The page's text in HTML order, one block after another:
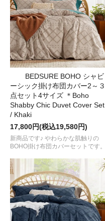
BEDSURE BOHO シャビ
ーシック掛け布団カバー2～３
点セット4サイズ ＊Boho
Shabby Chic Duvet Cover Set
/ Khaki
17,800円(税込19,580円)
新商品です♪ やわらかな肌触りの
BOHO掛け布団カバーセットです。